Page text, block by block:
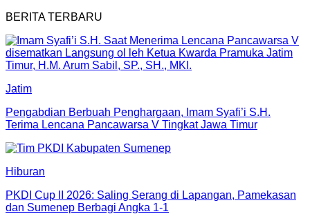
BERITA TERBARU
Jatim
Pengabdian Berbuah Penghargaan, Imam Syafi’i S.H.
Terima Lencana Pancawarsa V Tingkat Jawa Timur
Hiburan
PKDI Cup II 2026: Saling Serang di Lapangan, Pamekasan
dan Sumenep Berbagi Angka 1-1